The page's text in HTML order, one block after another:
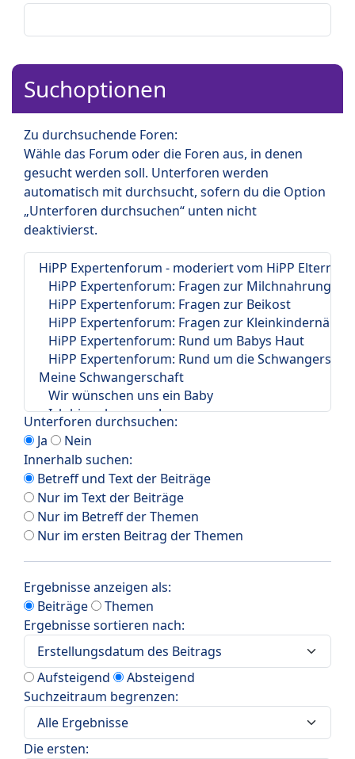
Suchoptionen
Zu durchsuchende Foren:
Wähle das Forum oder die Foren aus, in denen
gesucht werden soll. Unterforen werden
automatisch mit durchsucht, sofern du die Option
„Unterforen durchsuchen“ unten nicht
deaktivierst.
Unterforen durchsuchen:
Ja
Nein
Innerhalb suchen:
Betreff und Text der Beiträge
Nur im Text der Beiträge
Nur im Betreff der Themen
Nur im ersten Beitrag der Themen
Ergebnisse anzeigen als:
Beiträge
Themen
Ergebnisse sortieren nach:
Aufsteigend
Absteigend
Suchzeitraum begrenzen:
Die ersten: